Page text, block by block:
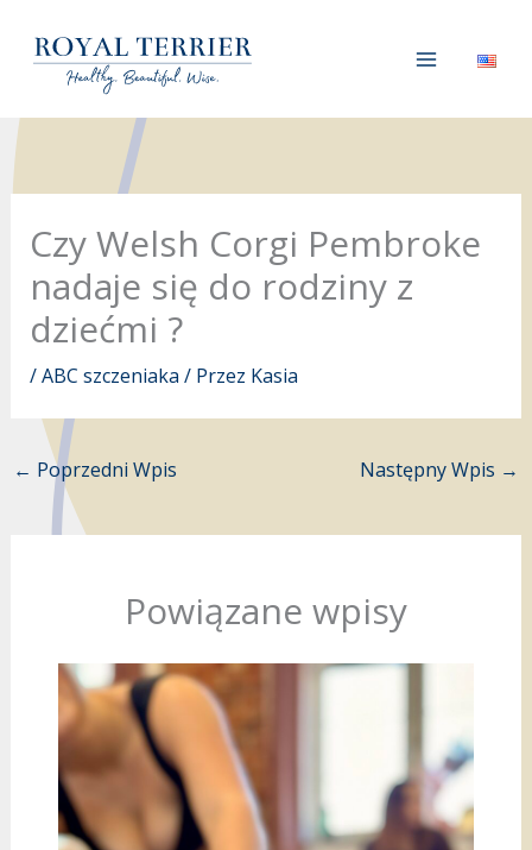
Czy Welsh Corgi Pembroke
nadaje się do rodziny z
dziećmi ?
/ABC szczeniaka / Przez Kasia
← Poprzedni Wpis Następny Wpis →
Powiązane wpisy